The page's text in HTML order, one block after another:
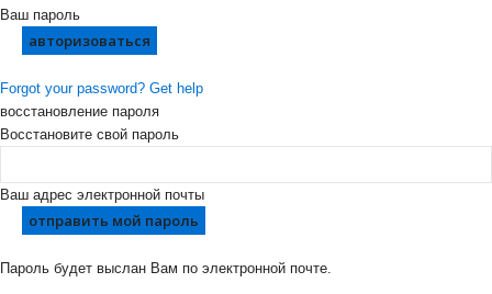
Ваш пароль
Forgot your password? Get help
восстановление пароля
Восстановите свой пароль
Ваш адрес электронной почты
Пароль будет выслан Вам по электронной почте.